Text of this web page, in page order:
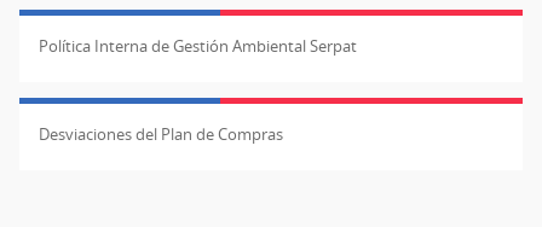
Política Interna de Gestión Ambiental Serpat
Desviaciones del Plan de Compras